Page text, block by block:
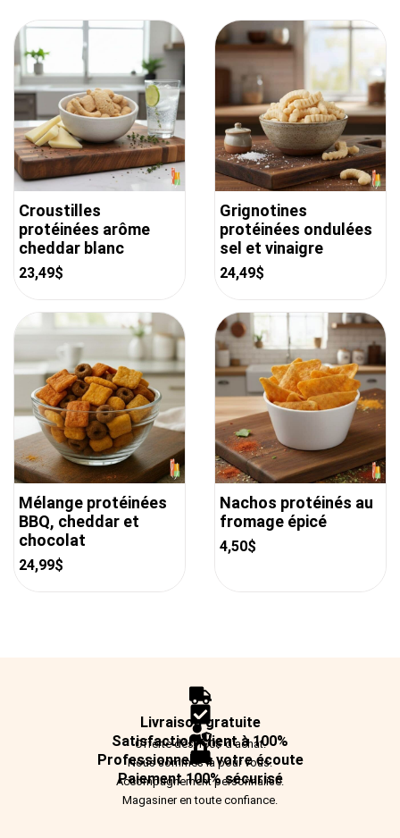
Croustilles
protéinées arôme
cheddar blanc
23,49$
Grignotines
protéinées ondulées
sel et vinaigre
24,49$
Mélange protéinées
BBQ, cheddar et
chocolat
24,99$
Nachos protéinés au
fromage épicé
4,50$
Livraison gratuite
Offerte dès 100$ d’achat.
Satisfaction client à 100%
Nous sommes là pour vous.
Professionnels à votre écoute
Accompagnement personnalisé.
Paiement 100% sécurisé
Magasiner en toute confiance.